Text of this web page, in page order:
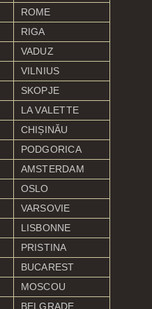
ROME
RIGA
VADUZ
VILNIUS
SKOPJE
LA VALETTE
CHIȘINĂU
PODGORICA
AMSTERDAM
OSLO
VARSOVIE
LISBONNE
PRISTINA
BUCAREST
MOSCOU
BELGRADE